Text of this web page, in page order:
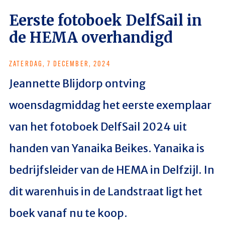
Eerste fotoboek DelfSail in
de HEMA overhandigd
ZATERDAG, 7 DECEMBER, 2024
Jeannette Blijdorp ontving
woensdagmiddag het eerste exemplaar
van het fotoboek DelfSail 2024 uit
handen van Yanaika Beikes. Yanaika is
bedrijfsleider van de HEMA in Delfzijl. In
dit warenhuis in de Landstraat ligt het
boek vanaf nu te koop.